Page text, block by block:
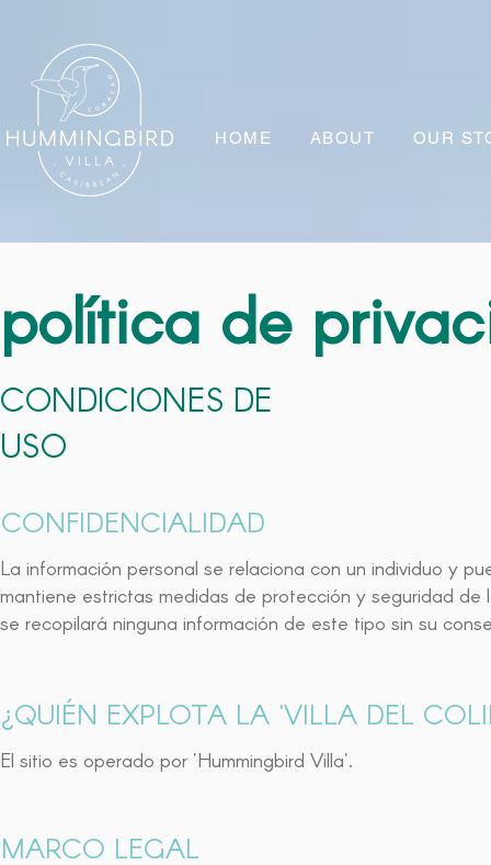
HOME ABOUT OUR
CONDICIONES DE
USO
CONFIDENCIALIDAD
La información personal se relaciona con un individuo y
mantiene estrictas medidas de protección y seguridad
se recopilará ninguna información de este tipo sin su
¿QUIÉN EXPLOTA LA 'VILLA DEL
El sitio es operado por 'Hummingbird Villa'.
MARCO LEGAL
política de